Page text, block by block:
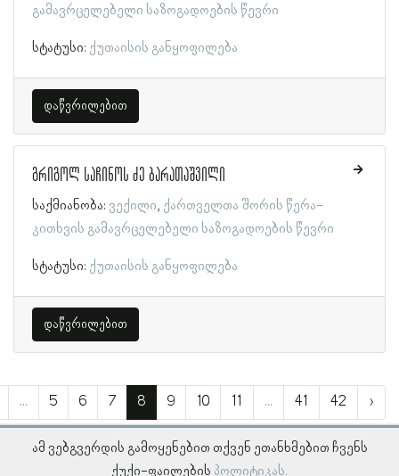
გამავრცელებელი საზოგადოების წევრი
სტატუსი: ქუთაისის განყოფილება
დაწვრილებით
გრიგოლ საჩინოს ძე ბარათაშვილი
საქმიანობა: ვექილი ქართველთა შორის წერა-
კითხვის გამავრცელებელი საზოგადოების წევრი
სტატუსი: ქუთაისის განყოფილება
დაწვრილებით
... 5 6 7 8 9 10 11 ... 41 42 ›
ამ ვებგვერდის გამოყენებით თქვენ ეთანხმებით ჩვენს
ქუქი-ფაილების პოლიტიკას.